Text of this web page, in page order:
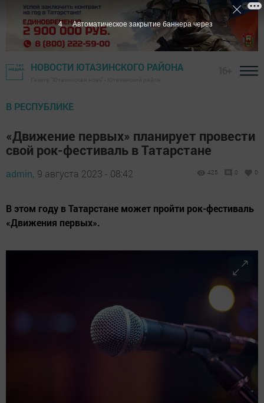
НОВОСТИ ЮТАЗИНСКОГО РАЙОНА
В РЕСПУБЛИКЕ
«Движение первых» планирует провести
свой рок-фестиваль в Татарстане
admin, 9 августа 2023 - 08:42 425 0 0
В этом году в Татарстане может пройти рок-фестиваль
«Движения первых».
2 Автоматическое закрытие баннера через